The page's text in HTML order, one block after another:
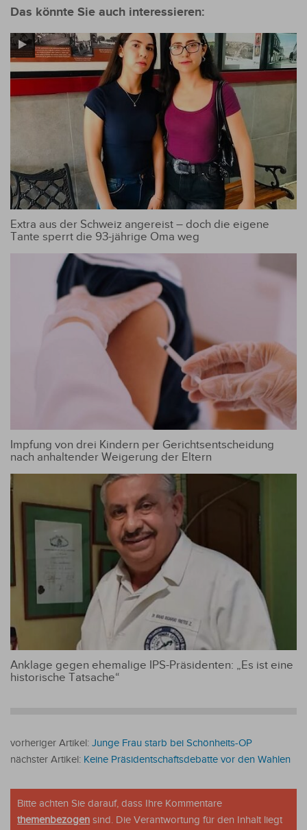
Das könnte Sie auch interessieren:
Extra aus der Schweiz angereist – doch die eigene
Tante sperrt die 93-jährige Oma weg
Impfung von drei Kindern per Gerichtsentscheidung
nach anhaltender Weigerung der Eltern
Anklage gegen ehemalige IPS-Präsidenten: „Es ist eine
historische Tatsache“
vorheriger Artikel: Junge Frau starb bei Schönheits-OP
nächster Artikel: Keine Präsidentschaftsdebatte vor den Wahlen
Bitte achten Sie darauf, dass Ihre Kommentare
themenbezogen sind. Die Verantwortung für den Inhalt liegt